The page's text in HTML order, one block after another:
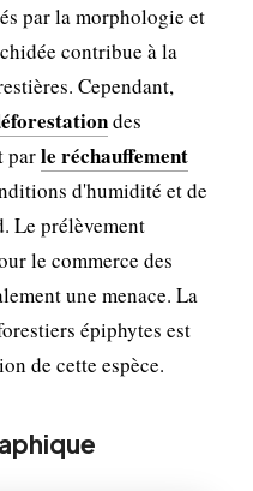
par la morphologie et
contribue à la
Cependant,
des
parle réchauffement
d'humidité et de
Le prélèvement
le commerce des
une menace. La
épiphytes est
de cette espèce.